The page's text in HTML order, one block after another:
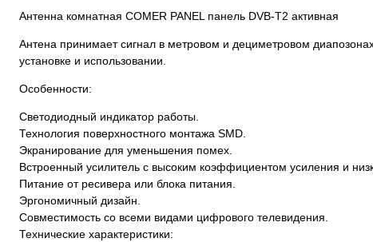
Антенна комнатная COMER PANEL панель DVB-T2 активная
Антена принимает сигнал в метровом и дециметровом
установке и использовании.
Особенности:
Светодиодный индикатор работы.
Технология поверхностного монтажа SMD.
Экранирование для уменьшения помех.
Встроенный усилитель с высоким коэффициентом усиления и
Питание от ресивера или блока питания.
Эргономичный дизайн.
Совместимость со всеми видами цифрового телевидения.
Технические характеристики: